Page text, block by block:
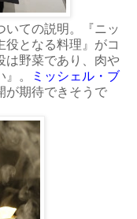
いての説明。『ニッ
役となる料理』がコ
は野菜であり、肉や
。
ミッシェル・ブ
が期待できそうで